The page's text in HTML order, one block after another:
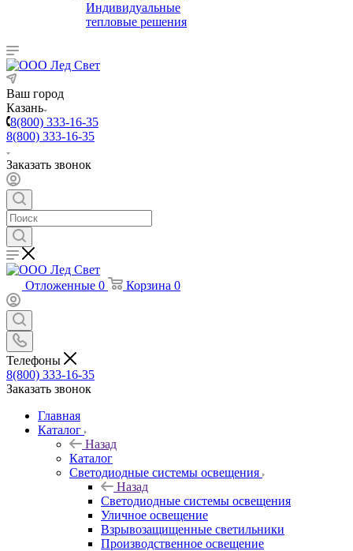
Индивидуальные
тепловые решения
Ваш город
Казань
8(800) 333-16-35
8(800) 333-16-35
Заказать звонок
Отложенные 0 Корзина 0
Телефоны
8(800) 333-16-35
Заказать звонок
Главная
Каталог
Назад
Каталог
Светодиодные системы освещения
Назад
Светодиодные системы освещения
Уличное освещение
Взрывозащищенные светильники
Производственное освещение